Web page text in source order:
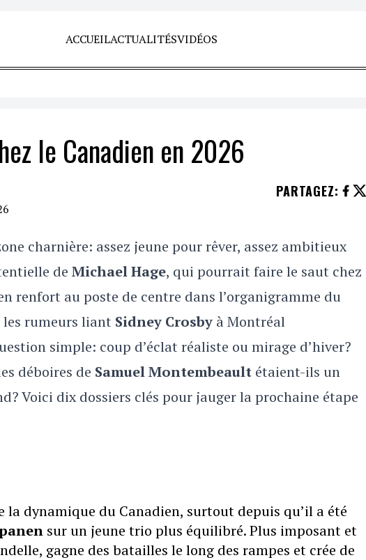
ACCUEILACTUALITÉSVIDÉOS
le Canadien en 2026
PARTAGEZ:
charnière: assez jeune pour rêver, assez ambitieux
de Michael Hage, qui pourrait faire le saut chez
renfort au poste de centre dans l’organigramme du
les rumeurs liant Sidney Crosby à Montréal
simple: coup d’éclat réaliste ou mirage d’hiver?
déboires de Samuel Montembeault étaient-ils un
Voici dix dossiers clés pour jauger la prochaine étape
la dynamique du Canadien, surtout depuis qu’il a été
sur un jeune trio plus équilibré. Plus imposant et
gagne des batailles le long des rampes et crée de